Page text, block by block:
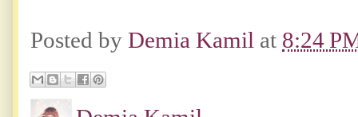
Posted by Demia Kamil at 8:24